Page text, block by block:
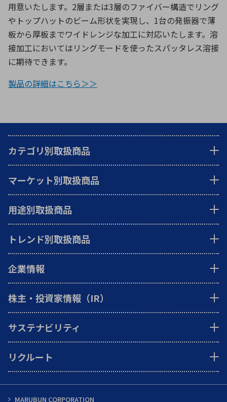
用意いたします。2層または3層のファイバー構造でリング
やトップハットのビーム形状を実現し、1台の発振器で薄
板から厚板までワイドレンジな加工に対応いたします。溶
接加工においてはリングモードを使ったスパッタレス溶接
に期待できます。
製品の詳細はこちら＞＞
カテゴリ別取扱商品
マーケット別取扱商品
用途別取扱商品
トレンド別取扱商品
企業情報
株主・投資家情報（IR）
サステナビリティ
リクルート
MARUBUN CORPORATION